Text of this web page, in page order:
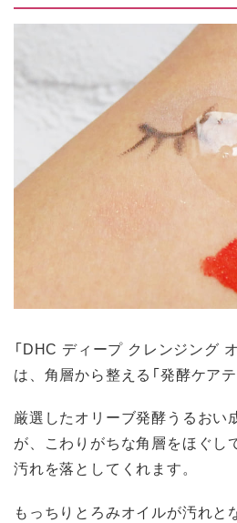
「DHC ディープ クレンジング
は、角層から整える「発酵ケアテ
厳選したオリーブ発酵うるおい
が、こわりがちな角層をほぐし
汚れを落としてくれます。
もっちりとろみオイルが汚れと